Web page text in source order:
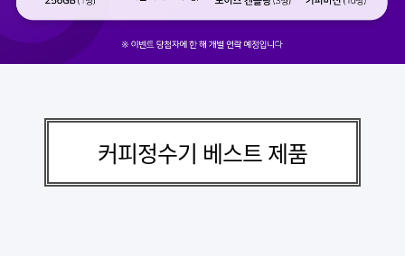
커피정수기 베스트 제품